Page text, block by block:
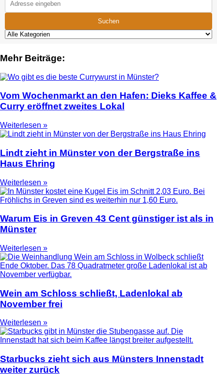
Suchen
Mehr Beiträge:
Vom Wochenmarkt an den Hafen: Dieks Kaffee &
Curry eröffnet zweites Lokal
Weiterlesen »
Lindt zieht in Münster von der Bergstraße ins
Haus Ehring
Weiterlesen »
Warum Eis in Greven 43 Cent günstiger ist als in
Münster
Weiterlesen »
Wein am Schloss schließt, Ladenlokal ab
November frei
Weiterlesen »
Starbucks zieht sich aus Münsters Innenstadt
weiter zurück